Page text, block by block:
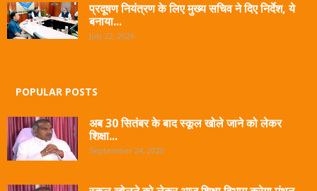
प्रदूषण नियंत्रण के लिए मुख्य सचिव ने दिए निर्देश, ये
बनाया...
July 22, 2026
POPULAR POSTS
अब 30 सितंबर के बाद स्कूल खोले जाने को लेकर
शिक्षा...
September 24, 2020